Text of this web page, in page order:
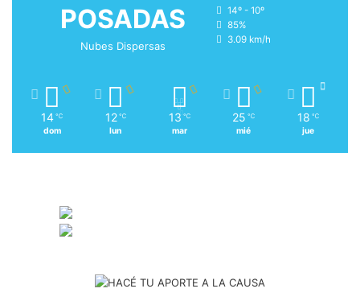
POSADAS
Nubes Dispersas
14º - 10º
85%
3.09 km/h
14 ℃
dom
12 ℃
lun
13 ℃
mar
25 ℃
mié
18 ℃
jue